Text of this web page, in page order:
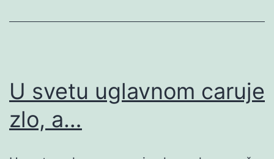
U svetu uglavnom caruje
zlo, a…